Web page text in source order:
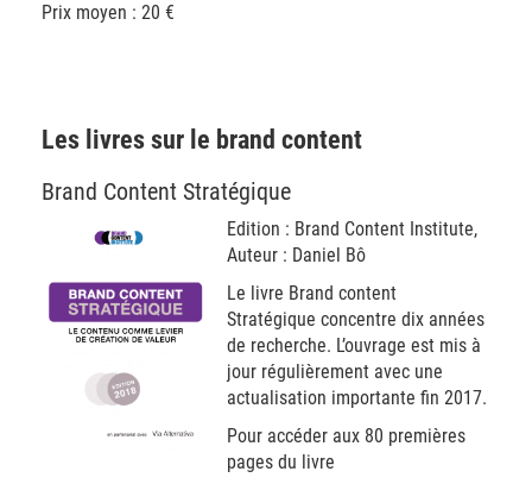
Prix moyen : 20 €
Les livres sur le brand content
Brand Content Stratégique
Edition : Brand Content Institute,
Auteur : Daniel Bô
Le livre Brand content
Stratégique concentre dix années
de recherche. L’ouvrage est mis à
jour régulièrement avec une
actualisation importante fin 2017.
Pour accéder aux 80 premières
pages du livre